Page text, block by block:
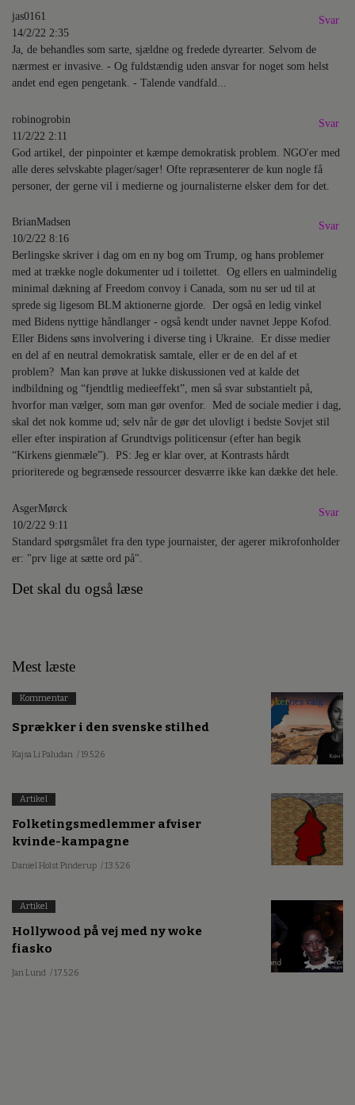
jas0161
14/2/22 2:35
Ja, de behandles som sarte, sjældne og fredede dyrearter. Selvom de
nærmest er invasive. - Og fuldstændig uden ansvar for noget som helst
andet end egen pengetank. - Talende vandfald...
Svar
robinogrobin
11/2/22 2:11
God artikel, der pinpointer et kæmpe demokratisk problem. NGO'er med
alle deres selvskabte plager/sager! Ofte repræsenterer de kun nogle få
personer, der gerne vil i medierne og journalisterne elsker dem for det.
Svar
BrianMadsen
10/2/22 8:16
Berlingske skriver i dag om en ny bog om Trump, og hans problemer
med at trække nogle dokumenter ud i toilettet. Og ellers en ualmindelig
minimal dækning af Freedom convoy i Canada, som nu ser ud til at
sprede sig ligesom BLM aktionerne gjorde. Der også en ledig vinkel
med Bidens nyttige håndlanger - også kendt under navnet Jeppe Kofod.
Eller Bidens søns involvering i diverse ting i Ukraine. Er disse medier
en del af en neutral demokratisk samtale, eller er de en del af et
problem? Man kan prøve at lukke diskussionen ved at kalde det
indbildning og “fjendtlig medieeffekt”, men så svar substantielt på,
hvorfor man vælger, som man gør ovenfor. Med de sociale medier i dag,
skal det nok komme ud; selv når de gør det ulovligt i bedste Sovjet stil
eller efter inspiration af Grundtvigs politicensur (efter han begik
“Kirkens gienmæle”). PS: Jeg er klar over, at Kontrasts hårdt
prioriterede og begrænsede ressourcer desværre ikke kan dække det hele.
Svar
AsgerMørck
10/2/22 9:11
Standard spørgsmålet fra den type journaister, der agerer mikrofonholder
er: "prv lige at sætte ord på".
Svar
Det skal du også læse
Mest læste
Kommentar
Sprækker i den svenske stilhed
Kajsa Li Paludan / 19.5.26
Artikel
Folketingsmedlemmer afviser
kvinde-kampagne
Daniel Holst Pinderup / 13.5.26
Artikel
Hollywood på vej med ny woke
fiasko
Jan Lund / 17.5.26